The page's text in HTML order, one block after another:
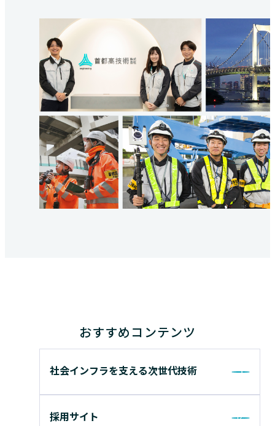
おすすめコンテンツ
社会インフラを支える次世代技術
採用サイト